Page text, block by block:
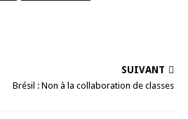
SUIVANT
Brésil : Non à la collaboration de classes